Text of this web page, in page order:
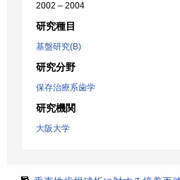
2002 – 2004
研究種目
基盤研究(B)
研究分野
保存治療系歯学
研究機関
大阪大学